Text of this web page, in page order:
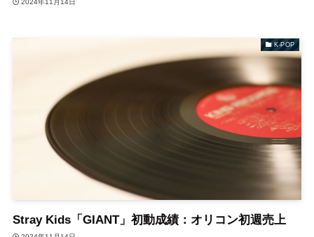
2024年11月14日
K-POP
Stray Kids「GIANT」初動成績：オリコン初週売上